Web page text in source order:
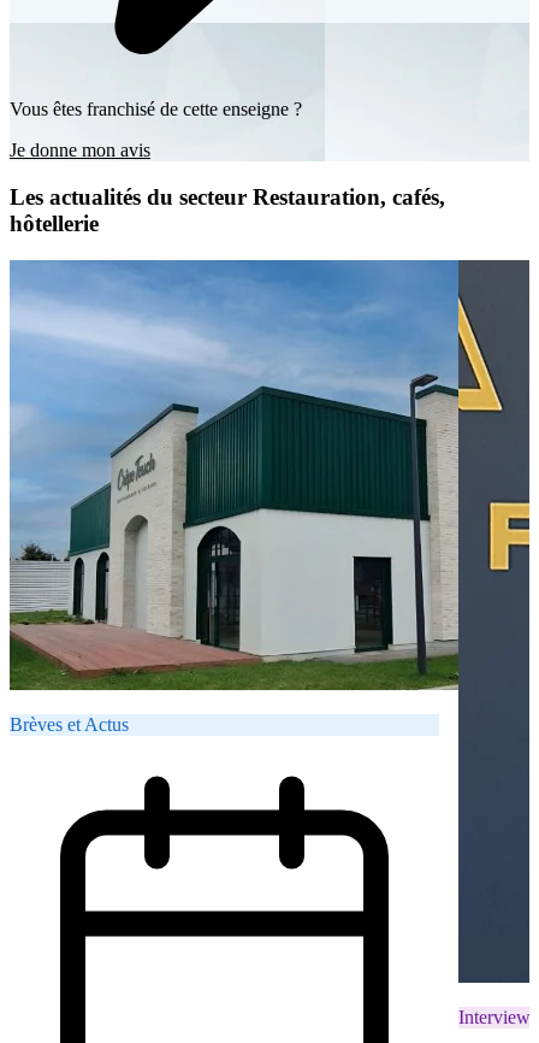
Vous êtes franchisé de cette enseigne ?
Je donne mon avis
Les actualités du secteur Restauration, cafés,
hôtellerie
Brèves et Actus
Interviews